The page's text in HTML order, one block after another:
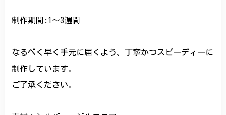
制作期間:1〜3週間
なるべく早く手元に届くよう、丁寧かつスピーディーに
制作しています。
ご了承ください。